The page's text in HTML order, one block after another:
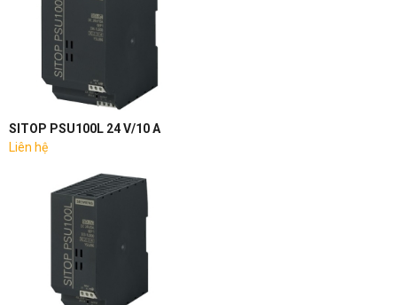
SITOP PSU100L 24 V/10 A
Liên hệ